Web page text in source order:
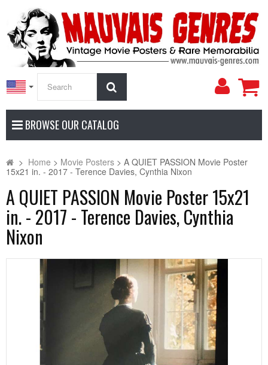
My
BROWSE OUR CATALOG
> Home > Movie Posters > A QUIET PASSION Movie Poster
15x21 in. - 2017 - Terence Davies, Cynthia Nixon
A QUIET PASSION Movie Poster 15x21
in. - 2017 - Terence Davies, Cynthia
Nixon